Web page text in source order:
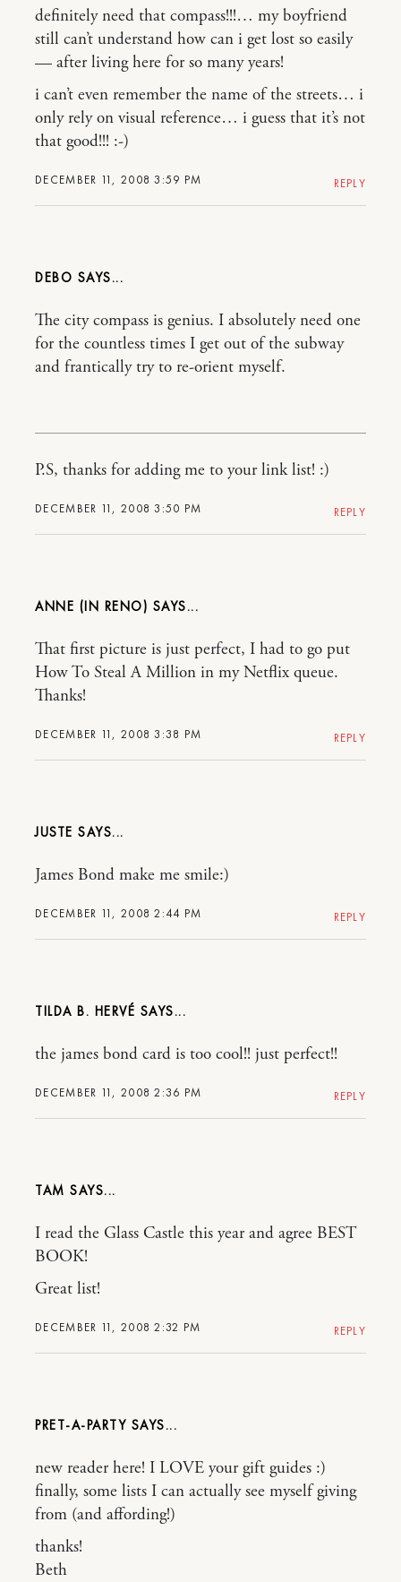
DECEMBER 11, 2008 3:59 PM
definitely need that compass!!!… my boyfriend
still can’t understand how can i get lost so easily
— after living here for so many years!
i can’t even remember the name of the streets… i
only rely on visual reference… i guess that it’s not
that good!!! :-)
REPLY
DEBO
DECEMBER 11, 2008 3:50 PM
The city compass is genius. I absolutely need one
for the countless times I get out of the subway
and frantically try to re-orient myself.
P.S, thanks for adding me to your link list! :)
REPLY
ANNE (IN RENO)
DECEMBER 11, 2008 3:38 PM
That first picture is just perfect, I had to go put
How To Steal A Million in my Netflix queue.
Thanks!
REPLY
JUSTE
DECEMBER 11, 2008 2:44 PM
James Bond make me smile:)
REPLY
TILDA B. HERVÉ
DECEMBER 11, 2008 2:36 PM
the james bond card is too cool!! just perfect!!
REPLY
TAM
DECEMBER 11, 2008 2:32 PM
I read the Glass Castle this year and agree BEST
BOOK!
Great list!
REPLY
PRET-A-PARTY
new reader here! I LOVE your gift guides :)
finally, some lists I can actually see myself giving
from (and affording!)
thanks!
Beth